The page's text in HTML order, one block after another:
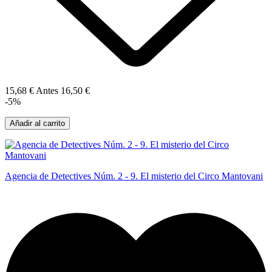
15,68 €Antes 16,50 €
-5%
Añadir al carrito
Agencia de Detectives Núm. 2 - 9. El misterio del Circo Mantovani